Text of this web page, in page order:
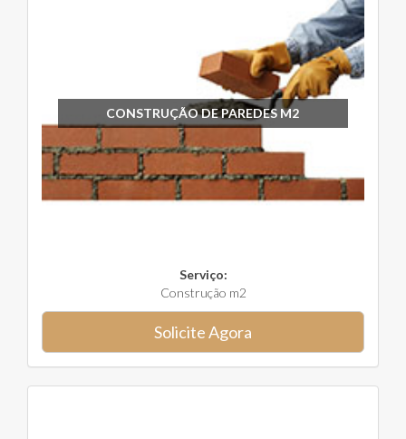
CONSTRUÇÃO DE PAREDES M2
Serviço:
Construção m2
Solicite Agora